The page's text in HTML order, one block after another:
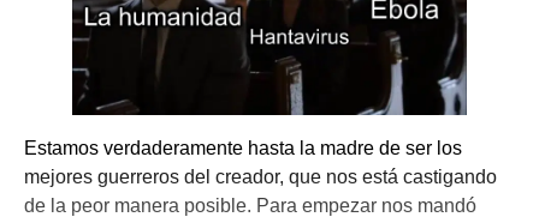
Estamos verdaderamente hasta la madre de ser los
mejores guerreros del creador, que nos está castigando
de la peor manera posible. Para empezar nos mandó